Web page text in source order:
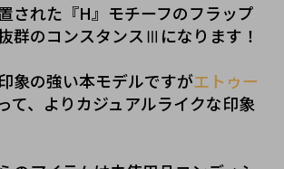
された『H』モチーフのフラップ
群のコンスタンスⅢになります！
象の強い本モデルですがエトゥー
て、よりカジュアルライクな印象